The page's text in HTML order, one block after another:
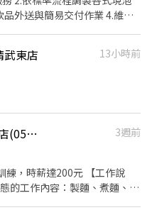
武東店
13小時前
[日商 丸亀製麵] LaLaport台中店(056)-長期兼職夥伴/廚助/工讀生
3週前
練，時薪達200元 【工作說
的工作內容：製麵、煮麵、製